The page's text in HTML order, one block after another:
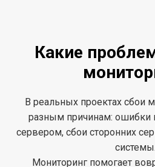
Какие
В реальных проектах сбои
разным причинам: ошибки
сервером, сбои сторонних
системы.
Мониторинг помогает